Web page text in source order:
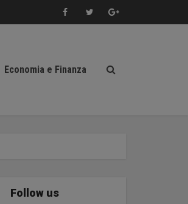
Economia e Finanza
Follow us